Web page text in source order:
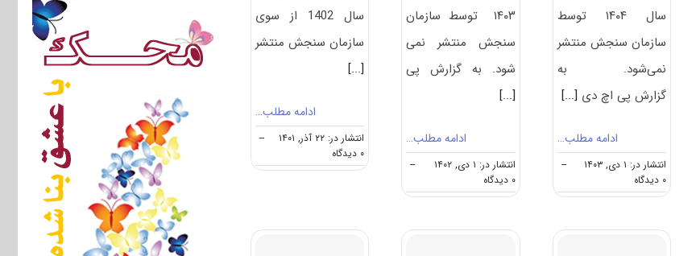
سال ۱۴۰۴ توسط
سازمان سنجش منتشر
نمی‌شود. به
گزارش پی اچ دی [...]
ادامه مطلب…
انتشار در: ۱ دی, ۱۴۰۳
--
۰ دیدگاه
سوالات
۱۴۰۳ توسط سازمان
سنجش منتشر نمی
شود. به گزارش پی
[...]
ادامه مطلب…
انتشار در: ۱ دی, ۱۴۰۲
--
۰ دیدگاه
سوالات
سال 1402 از سوی
سازمان سنجش منتشر
[...]
ادامه مطلب…
انتشار در: ۲۲ آذر, ۱۴۰۱
--
۰ دیدگاه
on
سوالات
مدیریت